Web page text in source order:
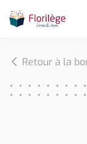
Retour à la